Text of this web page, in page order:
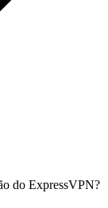
do ExpressVPN?